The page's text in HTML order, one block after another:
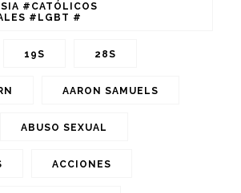
#CATÓLICOS
#LGBT #
19S 28S
AARON SAMUELS
ABUSO SEXUAL
ACCIONES